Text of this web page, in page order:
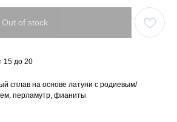
Out of stock
15 до 20
сплав на основе латуни с родиевым/
перламутр, фианиты